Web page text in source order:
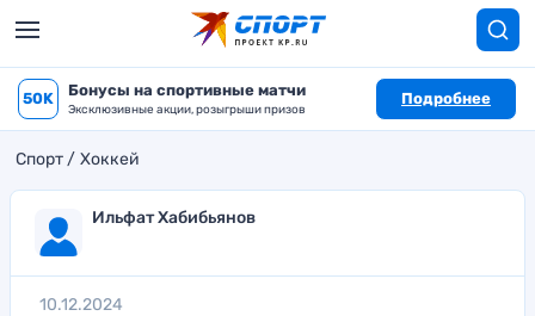
50K Бонусы на спортивные матчи
Эксклюзивные акции, розыгрыши призов
Подробнее
Спорт Хоккей
Ильфат Хабибьянов
10.12.2024